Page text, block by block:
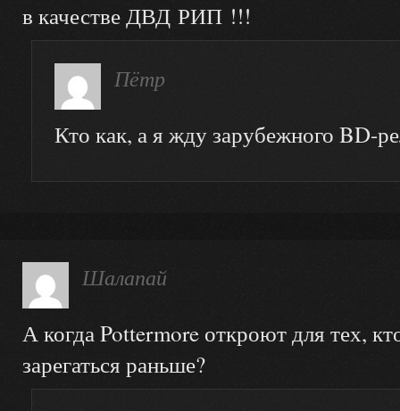
в качестве ДВД РИП !!!
Пётр
Кто как, а я жду зарубежного BD-
Шалапай
А когда Pottermore откроют для тех,
зарегаться раньше?